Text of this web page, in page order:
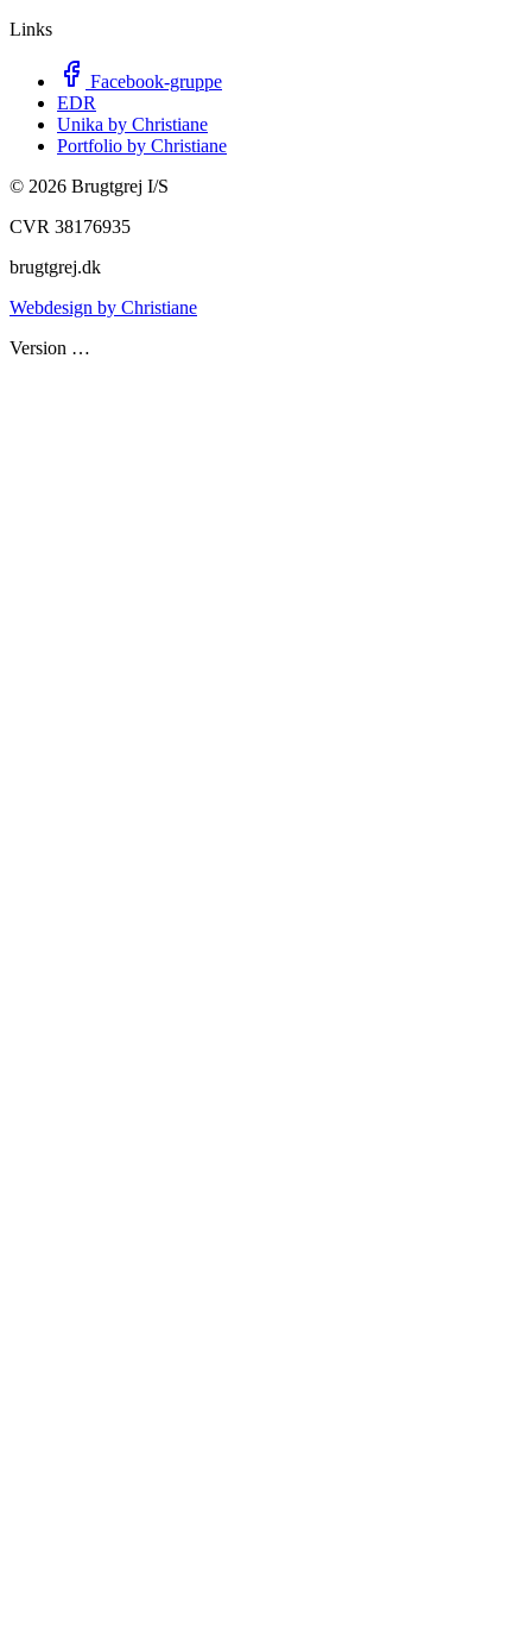
Links
Facebook-gruppe
EDR
Unika by Christiane
Portfolio by Christiane
© 2026 Brugtgrej I/S
CVR 38176935
brugtgrej.dk
Webdesign by Christiane
Version …